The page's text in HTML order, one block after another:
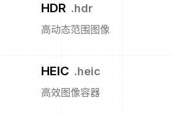
HDR .hdr
高动态范围图像
HEIC .heic
高效图像容器